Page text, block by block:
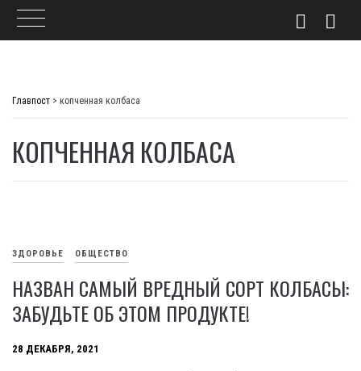
Главпост > копченная колбаса
КОПЧЕННАЯ КОЛБАСА
ЗДОРОВЬЕ ОБЩЕСТВО
НАЗВАН САМЫЙ ВРЕДНЫЙ СОРТ КОЛБАСЫ:
ЗАБУДЬТЕ ОБ ЭТОМ ПРОДУКТЕ!
28 ДЕКАБРЯ, 2021